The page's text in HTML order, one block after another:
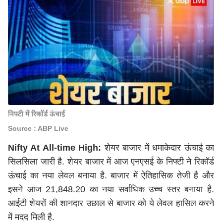
निफ्टी में रिकॉर्ड ऊंचाई
Source : ABP Live
Nifty At All-time High: शेयर बाजार में धमाकेदार ऊंचाई का
सिलसिला जारी है. शेयर बाजार में आज एनएसई के निफ्टी ने रिकॉर्ड
ऊंचाई का नया लेवल बनाया है. बाजार में ऐतिहासिक तेजी है और
इसने आज 21,848.20 का नया सर्वाधिक उच्च स्तर बनाया है.
आईटी शेयरों की शानदार उछाल से बाजार को ये लेवल हासिल करने
में मदद मिली है.